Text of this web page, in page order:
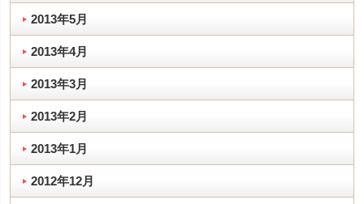
2013年5月
2013年4月
2013年3月
2013年2月
2013年1月
2012年12月